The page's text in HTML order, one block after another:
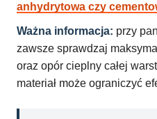
anhydrytowa czy
Ważna informacja: przy
zawsze sprawdzaj
oraz opór cieplny całej
materiał może ograniczyć